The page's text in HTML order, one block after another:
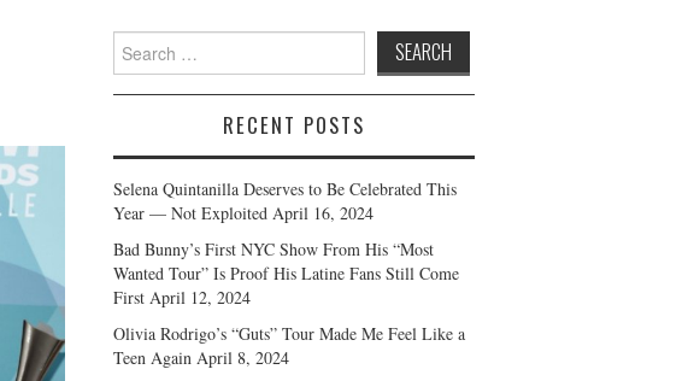
Search
for:
RECENT POSTS
Selena Quintanilla Deserves to Be Celebrated This
Year — Not Exploited April 16, 2024
Bad Bunny’s First NYC Show From His “Most
Wanted Tour” Is Proof His Latine Fans Still Come
First April 12, 2024
Olivia Rodrigo’s “Guts” Tour Made Me Feel Like a
Teen Again April 8, 2024